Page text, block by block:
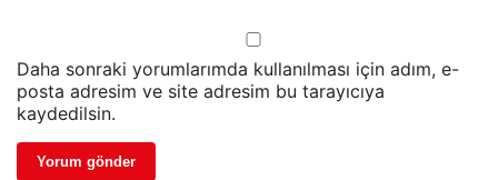
Daha sonraki yorumlarımda kullanılması için adım, e-
posta adresim ve site adresim bu tarayıcıya
kaydedilsin.